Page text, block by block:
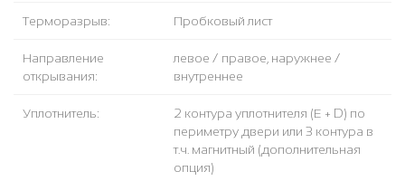
Терморазрыв: Пробковый лист
Направление
открывания:
левое / правое, наружнее /
внутреннее
Уплотнитель:
2 контура уплотнителя (Е + D) по
периметру двери или 3 контура в
т.ч. магнитный (дополнительная
опция)